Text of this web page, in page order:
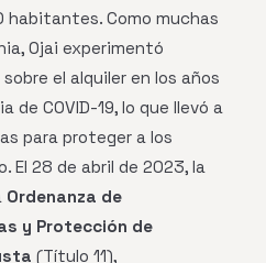
habitantes. Como muchas
Ojai experimentó
el alquiler en los años
de COVID-19, lo que llevó a
para proteger a los
El 28 de abril de 2023, la
Ordenanza de
y Protección de
(Título 11),